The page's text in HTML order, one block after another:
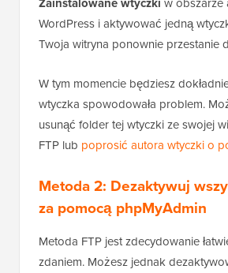
WordPress i aktywować jedną
Twoja witryna ponownie przestanie
W tym momencie będziesz
wtyczka spowodowała problem.
usunąć folder tej wtyczki ze swojej
FTP lub poprosić autora wtyczki o
Metoda 2: Dezaktywuj
za pomocą phpMyAdmin
Metoda FTP jest zdecydowanie
zdaniem. Możesz jednak